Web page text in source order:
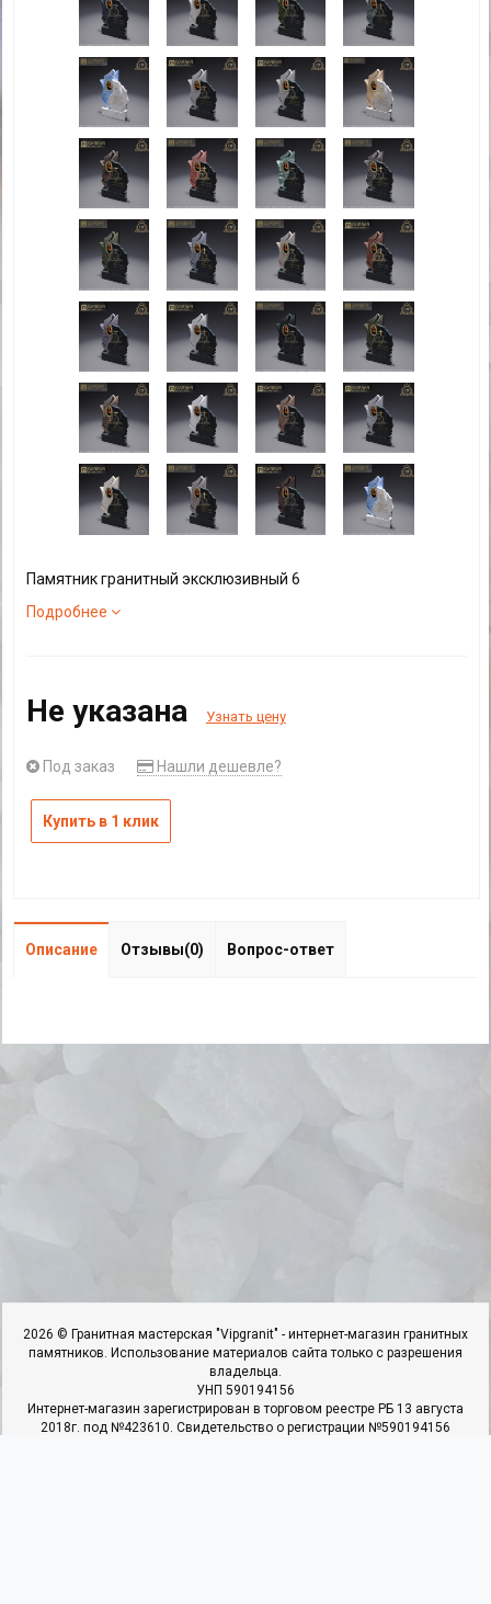
Памятник гранитный эксклюзивный 6
Подробнее
Не указана Узнать цену
Под заказ Нашли дешевле?
Купить в 1 клик
Описание Отзывы(0) Вопрос-ответ
2026 © Гранитная мастерская "Vipgranit" - интернет-магазин гранитных
памятников. Использование материалов сайта только с разрешения
владельца.
УНП 590194156
Интернет-магазин зарегистрирован в торговом реестре РБ 13 августа
2018г. под №423610. Свидетельство о регистрации №590194156